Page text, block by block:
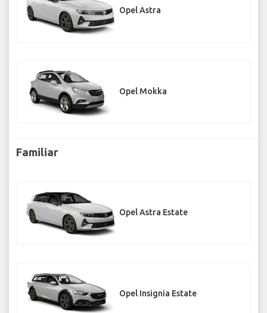
Opel Astra
Opel Mokka
Familiar
Opel Astra Estate
Opel Insignia Estate